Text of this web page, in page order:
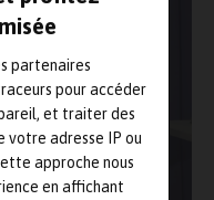
partenaires
pour accéder
et traiter des
votre adresse IP ou
approche nous
en affichant